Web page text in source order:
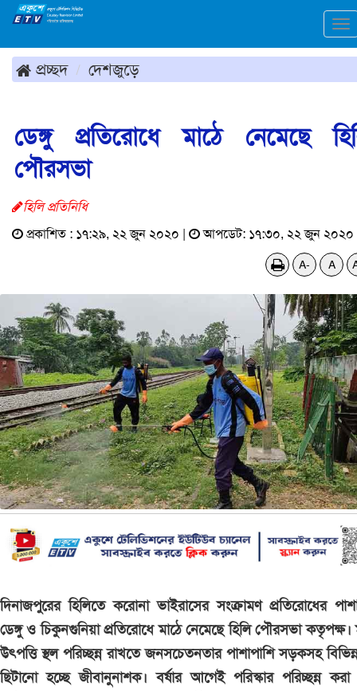
প্রচ্ছদ দেশজুড়ে
ডেঙ্গু প্রতিরোধে মাঠে নেমেছে
পৌরসভা
হিলি প্রতিনিধি
প্রকাশিত : ১৭:২৯, ২২ জুন ২০২০ |
আপডেট: ১৭:৩০, ২২ জুন ২০২০
A- A
দিনাজপুরের হিলিতে করোনা ভাইরাসের সংক্রামণ প্রতিরোধের
ডেঙ্গু ও চিকুনগুনিয়া প্রতিরোধে মাঠে নেমেছে হিলি পৌরসভা কতৃপক্ষ।
উৎপত্তি স্থল পরিচ্ছন্ন রাখতে জনসচেতনতার পাশাপাশি সড়কসহ
ছিটানো হচ্ছে জীবানুনাশক। বর্ষার আগেই পরিস্কার পরিচ্ছন্ন করা